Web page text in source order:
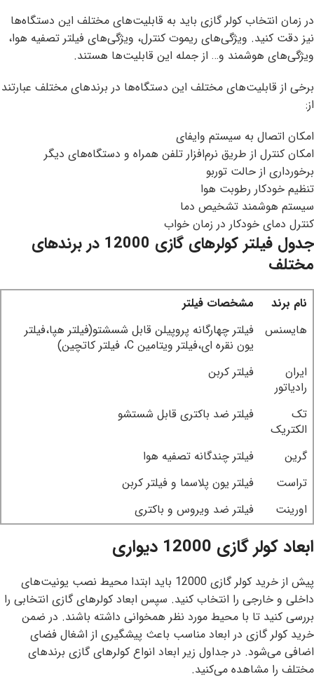
در زمان انتخاب کولر گازی باید به قابلیت‌های مختلف این دستگاه‌ها
نیز دقت کنید. ویژگی‌های ریموت کنترل، ویژگی‌های فیلتر تصفیه هوا،
ویژگی‌های هوشمند و… از جمله این قابلیت‌ها هستند.
برخی از قابلیت‌های مختلف این دستگاه‌ها در برندهای مختلف عبارتند
از:
امکان اتصال به سیستم وایفای
امکان کنترل از طریق نرم‌افزار تلفن همراه و دستگاه‌های دیگر
برخورداری از حالت توربو
تنظیم خودکار رطوبت هوا
سیستم هوشمند تشخیص دما
کنترل دمای خودکار در زمان خواب
جدول فیلتر کولرهای گازی 12000 در برندهای
مختلف
نام برند
مشخصات فیلتر
هایسنس
فیلتر چهارگانه پروپیلن قابل شسشتو(فیلتر هپا،فیلتر
یون نقره ای،فیلتر ویتامین C، فیلتر کاتچین)
ایران
رادیاتور
فیلتر کربن
تک
الکتریک
فیلتر ضد باکتری قابل شستشو
گرین
فیلتر چندگانه تصفیه هوا
تراست
فیلتر یون پلاسما و فیلتر کربن
اورینت
فیلتر ضد ویروس و باکتری
ابعاد کولر گازی 12000 دیواری
پیش از خرید کولر گازی 12000 باید ابتدا محیط نصب یونیت‌های
داخلی و خارجی را انتخاب کنید. سپس ابعاد کولرهای گازی انتخابی را
بررسی کنید تا با محیط مورد نظر همخوانی داشته باشند. در ضمن
خرید کولر گازی در ابعاد مناسب باعث پیشگیری از اشغال فضای
اضافی می‌شود. در جداول زیر ابعاد انواع کولرهای گازی برندهای
مختلف را مشاهده می‌کنید.